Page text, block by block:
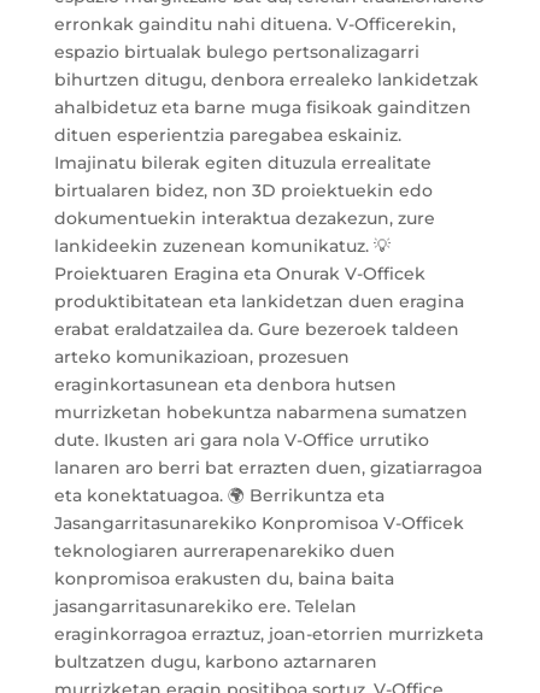
erronkak gainditu nahi dituena. V-Officerekin,
espazio birtualak bulego pertsonalizagarri
bihurtzen ditugu, denbora errealeko lankidetzak
ahalbidetuz eta barne muga fisikoak gainditzen
dituen esperientzia paregabea eskainiz.
Imajinatu bilerak egiten dituzula errealitate
birtualaren bidez, non 3D proiektuekin edo
dokumentuekin interaktua dezakezun, zure
lankideekin zuzenean komunikatuz. 💡
Proiektuaren Eragina eta Onurak V-Officek
produktibitatean eta lankidetzan duen eragina
erabat eraldatzailea da. Gure bezeroek taldeen
arteko komunikazioan, prozesuen
eraginkortasunean eta denbora hutsen
murrizketan hobekuntza nabarmena sumatzen
dute. Ikusten ari gara nola V-Office urrutiko
lanaren aro berri bat errazten duen, gizatiarragoa
eta konektatuagoa. 🌍 Berrikuntza eta
Jasangarritasunarekiko Konpromisoa V-Officek
teknologiaren aurrerapenarekiko duen
konpromisoa erakusten du, baina baita
jasangarritasunarekiko ere. Telelan
eraginkorragoa erraztuz, joan-etorrien murrizketa
bultzatzen dugu, karbono aztarnaren